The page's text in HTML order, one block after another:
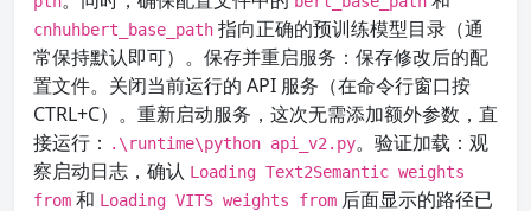
cnhuhbert_base_path 指向正确的预训练模型目录（通
常保持默认即可）。保存并重启服务：保存修改后的配
置文件。关闭当前运行的 API 服务（在命令行窗口按
CTRL+C）。重新启动服务，这次无需添加额外参数，直
接运行：
.\runtime\python api_v2.py。验证加载：观
察启动日志，确认 Loading Text2Semantic weights
from 和 Loading VITS weights from 后面显示的路径已